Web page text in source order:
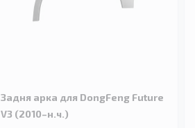
Задня арка для DongFeng Future
V3 (2010–н.ч.)